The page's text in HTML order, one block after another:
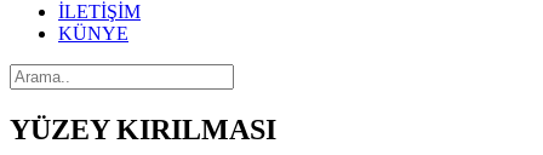
İLETİŞİM
KÜNYE
YÜZEY KIRILMASI